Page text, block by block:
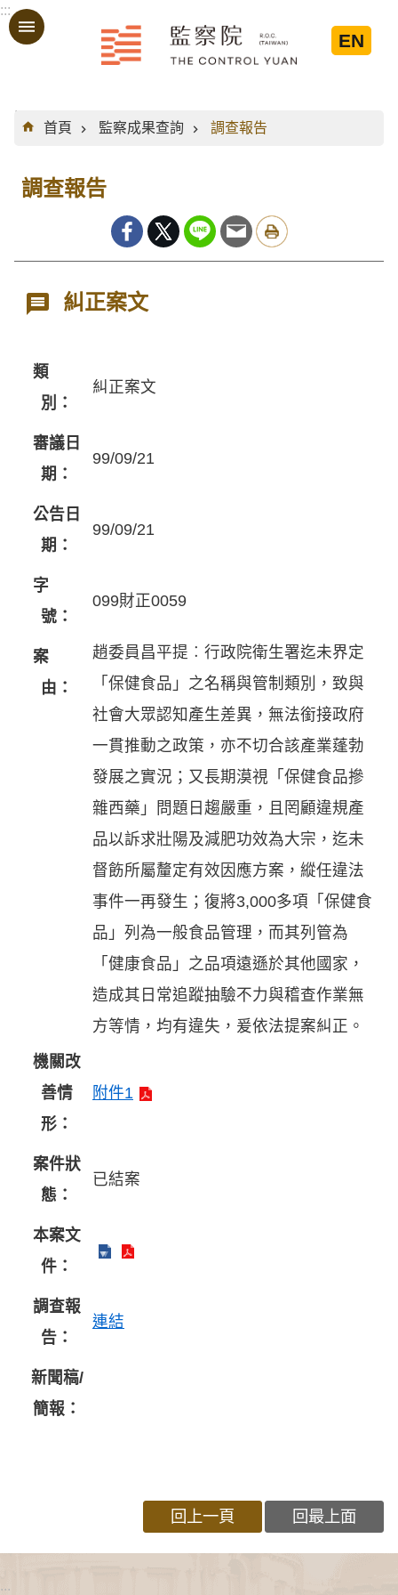
跳到主要內容區塊
:::
EN
:::
首頁
監察成果查詢 調查報告
調查報告
糾正案文
類
別：
糾正案文
審議日
期：
99/09/21
公告日
期：
99/09/21
字
號：
099財正0059
案
由：
趙委員昌平提︰行政院衛生署迄未界定
「保健食品」之名稱與管制類別，致與
社會大眾認知產生差異，無法銜接政府
一貫推動之政策，亦不切合該產業蓬勃
發展之實況；又長期漠視「保健食品摻
雜西藥」問題日趨嚴重，且罔顧違規產
品以訴求壯陽及減肥功效為大宗，迄未
督飭所屬釐定有效因應方案，縱任違法
事件一再發生；復將3,000多項「保健食
品」列為一般食品管理，而其列管為
「健康食品」之品項遠遜於其他國家，
造成其日常追蹤抽驗不力與稽查作業無
方等情，均有違失，爰依法提案糾正。
機關改
善情
形：
附件1
案件狀
態：
已結案
本案文
件：
調查報
告：
連結
新聞稿/
簡報：
回上一頁 回最上面
:::